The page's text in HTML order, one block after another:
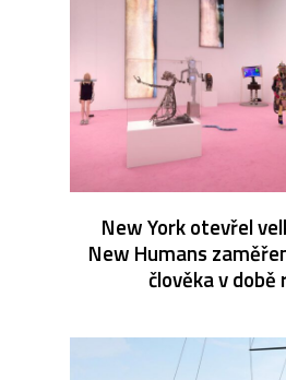
New York otevřel
New Humans
člověka v době